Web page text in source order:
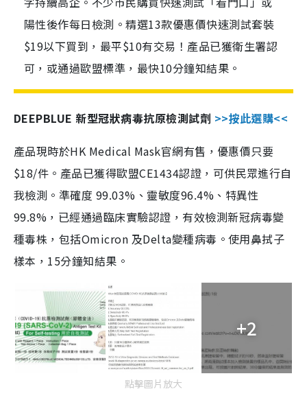
陽性後作每日檢測。精選13款優惠價快速測試套裝
$19以下買到，最平$10有交易！產品已獲衛生署認
可，或通過歐盟標準，最快10分鐘知結果。
DEEPBLUE 新型冠狀病毒抗原檢測試劑 >>按此選購<<
產品現時於HK Medical Mask官網有售，優惠價只要
$18/件。產品已獲得歐盟CE1434認證，可供民眾進行自
我檢測。準確度 99.03%、靈敏度96.4%、特異性
99.8%，已經通過臨床實驗認證，有效檢測新冠病毒變
種毒株，包括Omicron 及Delta變種病毒。使用鼻拭子
樣本，15分鐘知結果。
+2
點擊圖片放大